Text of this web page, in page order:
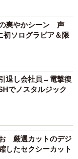
爽やかシーン 声
ソログラビア＆限
退し会社員→電撃復
でノスタルジック
厳選カットのデジ
したセクシーカット